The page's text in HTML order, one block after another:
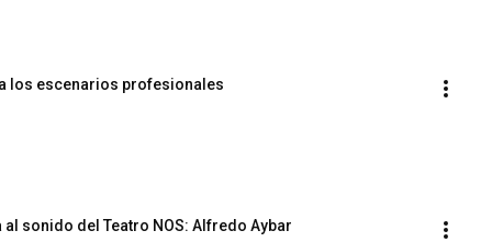
los escenarios profesionales
sonido del Teatro NOS: Alfredo Aybar